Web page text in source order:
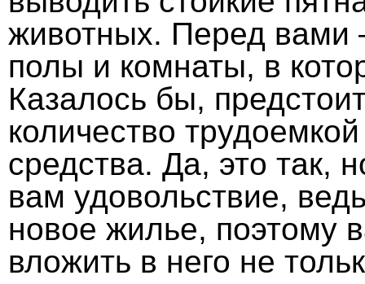
животных. Перед вами
полы и комнаты, в
Казалось бы,
количество
средства. Да, это так,
вам удовольствие,
новое жилье, поэтому
вложить в него не